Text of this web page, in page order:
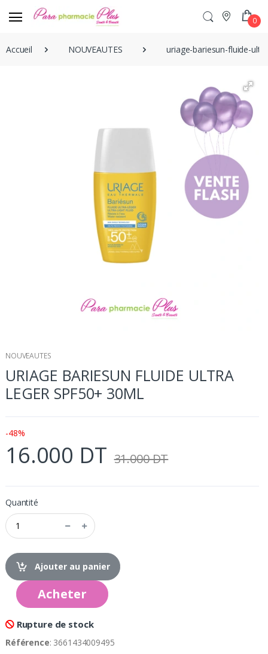
0
Accueil NOUVEAUTES uriage-bariesun-fluide-
NOUVEAUTES
URIAGE BARIESUN FLUIDE ULTRA
LEGER SPF50+ 30ML
-48%
16.000 DT 31.000 DT
Quantité
Ajouter au panier
Acheter
Rupture de stock
Référence: 3661434009495